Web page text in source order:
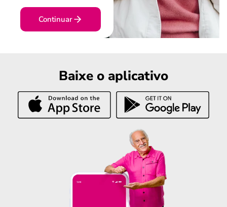
Continuar
Baixe o aplicativo